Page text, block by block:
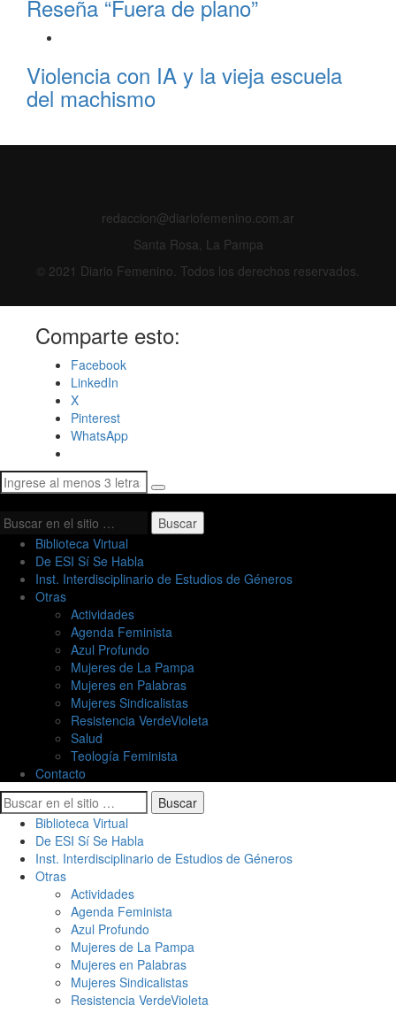
Reseña “Fuera de plano”
Violencia con IA y la vieja escuela
del machismo
redaccion@diariofemenino.com.ar
Santa Rosa, La Pampa
© 2021 Diario Femenino. Todos los derechos reservados.
Comparte esto:
Facebook
LinkedIn
X
Pinterest
WhatsApp
Buscar
Biblioteca Virtual
De ESI Sí Se Habla
Inst. Interdisciplinario de Estudios de Géneros
Otras
Actividades
Agenda Feminista
Azul Profundo
Mujeres de La Pampa
Mujeres en Palabras
Mujeres Sindicalistas
Resistencia VerdeVioleta
Salud
Teología Feminista
Contacto
Buscar
Biblioteca Virtual
De ESI Sí Se Habla
Inst. Interdisciplinario de Estudios de Géneros
Otras
Actividades
Agenda Feminista
Azul Profundo
Mujeres de La Pampa
Mujeres en Palabras
Mujeres Sindicalistas
Resistencia VerdeVioleta